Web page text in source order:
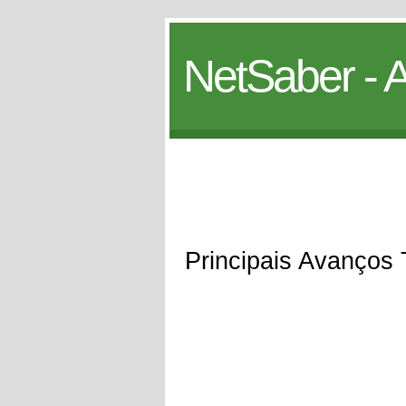
NetSaber -
Principais Avanços